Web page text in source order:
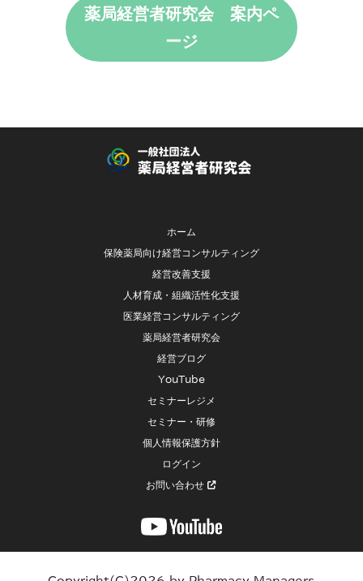
薬局経営者研究会 案内ペ
ージ
ホーム
保険薬局向け経営コンサルティング
経営改善支援
人材育成・組織活性化支援
医業経営コンサルティング
薬局経営者研究会
経営ブログ
YouTube
セミナーレジメ
セミナー・研修
個人情報保護方針
ログイン
お問い合わせ